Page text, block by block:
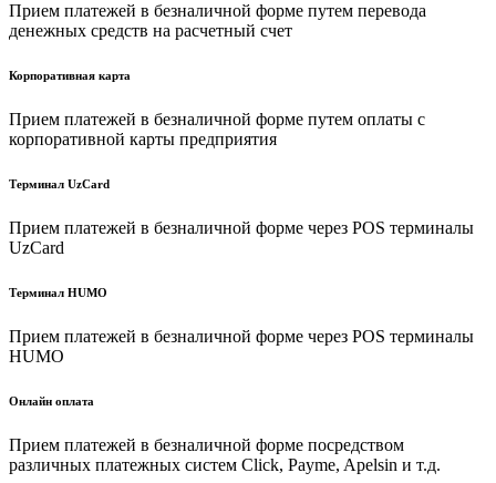
Прием платежей в безналичной форме путем перевода
денежных средств на расчетный счет
Корпоративная карта
Прием платежей в безналичной форме путем оплаты с
корпоративной карты предприятия
Терминал UzCard
Прием платежей в безналичной форме через POS терминалы
UzCard
Терминал HUMO
Прием платежей в безналичной форме через POS терминалы
HUMO
Онлайн оплата
Прием платежей в безналичной форме посредством
различных платежных систем Click, Payme, Apelsin и т.д.